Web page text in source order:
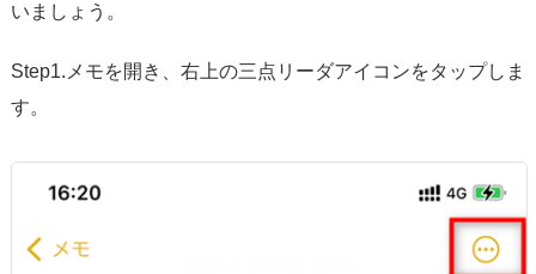
いましょう。
Step1.メモを開き、右上の三点リーダアイコンをタップしま
す。